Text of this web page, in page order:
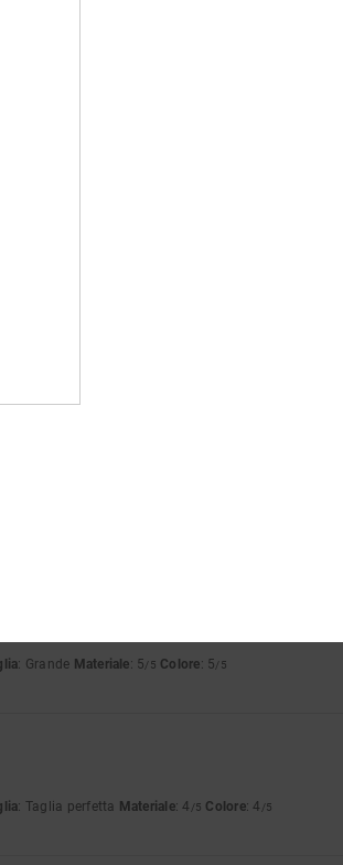
: Grande Materiale: 5/5 Colore: 5/5
: Taglia perfetta Materiale: 4 /5 Colore: 4 /5